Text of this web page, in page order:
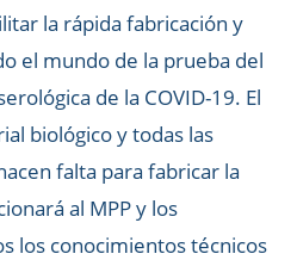
la rápida fabricación y
el mundo de la prueba del
de la COVID-19. El
biológico y todas las
falta para fabricar la
al MPP y los
los conocimientos técnicos